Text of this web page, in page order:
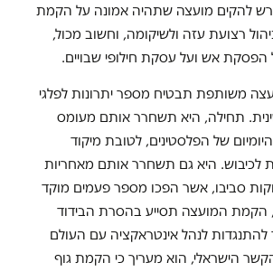
להקים מועצה שתהיה אמונה על הקמת
רצועת עזה ולשיקומה, וחשוב מכול,
אש ועל עסקת חילופי שבויים.
משותפת תבטיח מספר יתרונות לפלגי
תחילה, היא תשחרר אותם מעומס
של הפלסטינים, לטובת מיקוד
לכיבוש. היא גם תשחרר אותם מאחריות
סביבו, אשר הפכו מספר פעמים מוקד
הקמת המועצה תסייע בהסרת הבידוד
להתנגדות לנהל אינטראקציה עם העולם
הישראלי, הוא מעריך כי הקמת גוף